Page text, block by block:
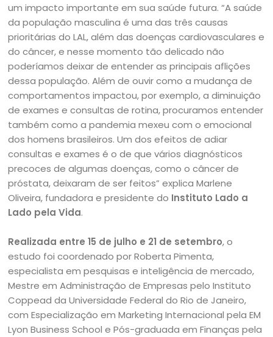
um impacto importante em sua saúde futura. “A saúde
da população masculina é uma das três causas
prioritárias do LAL, além das doenças cardiovasculares e
do câncer, e nesse momento tão delicado não
poderíamos deixar de entender as principais aflições
dessa população. Além de ouvir como a mudança de
comportamentos impactou, por exemplo, a diminuição
de exames e consultas de rotina, procuramos entender
também como a pandemia mexeu com o emocional
dos homens brasileiros. Um dos efeitos de adiar
consultas e exames é o de que vários diagnósticos
precoces de algumas doenças, como o câncer de
próstata, deixaram de ser feitos” explica Marlene
Oliveira, fundadora e presidente do Instituto Lado a
Lado pela Vida.
Realizada entre 15 de julho e 21 de setembro, o
estudo foi coordenado por Roberta Pimenta,
especialista em pesquisas e inteligência de mercado,
Mestre em Administração de Empresas pelo Instituto
Coppead da Universidade Federal do Rio de Janeiro,
com Especialização em Marketing Internacional pela EM
Lyon Business School e Pós-graduada em Finanças pela